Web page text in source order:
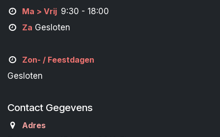
Ma > Vrij 9:30 - 18:00
Za Gesloten
Zon- / Feestdagen
Gesloten
Contact Gegevens
Adres